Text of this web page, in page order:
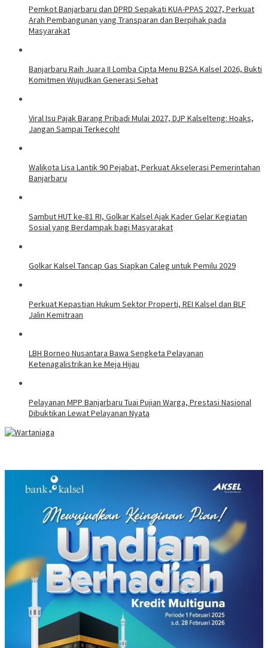
Pemkot Banjarbaru dan DPRD Sepakati KUA-PPAS 2027, Perkuat
Arah Pembangunan yang Transparan dan Berpihak pada
Masyarakat
Banjarbaru Raih Juara II Lomba Cipta Menu B2SA Kalsel 2026, Bukti
Komitmen Wujudkan Generasi Sehat
Viral Isu Pajak Barang Pribadi Mulai 2027, DJP Kalselteng: Hoaks,
Jangan Sampai Terkecoh!
Walikota Lisa Lantik 90 Pejabat, Perkuat Akselerasi Pemerintahan
Banjarbaru
Sambut HUT ke-81 RI, Golkar Kalsel Ajak Kader Gelar Kegiatan
Sosial yang Berdampak bagi Masyarakat
Golkar Kalsel Tancap Gas Siapkan Caleg untuk Pemilu 2029
Perkuat Kepastian Hukum Sektor Properti, REI Kalsel dan BLF
Jalin Kemitraan
LBH Borneo Nusantara Bawa Sengketa Pelayanan
Ketenagalistrikan ke Meja Hijau
Pelayanan MPP Banjarbaru Tuai Pujian Warga, Prestasi Nasional
Dibuktikan Lewat Pelayanan Nyata